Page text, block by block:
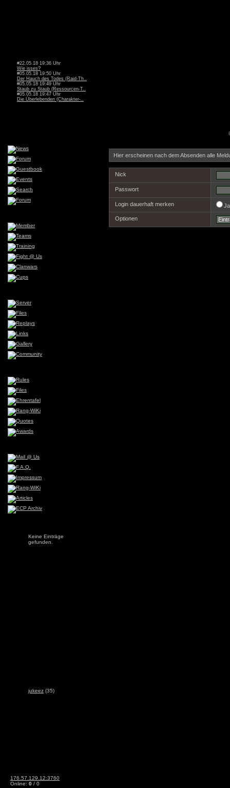
#22.05.18 19:36 Uhr
Wie isses?
#05.05.18 19:50 Uhr
Der Hauch des Todes (Raid-Th..
#05.05.18 19:49 Uhr
Staub zu Staub (Ressourcen-T..
#05.05.18 19:47 Uhr
Die Überlebenden (Charakter-..
Keine Einträge
gefunden.
jukeez (35)
176.57.129.12:3760
Online: 0 / 0
Hier erscheinen nach dem Absenden alle
Nick
Passwort
Login dauerhaft merken
Optionen